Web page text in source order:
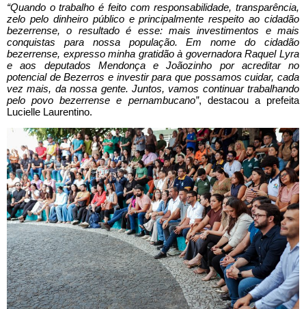
“Quando o trabalho é feito com responsabilidade, transparência,
zelo pelo dinheiro público e principalmente respeito ao cidadão
bezerrense, o resultado é esse: mais investimentos e mais
conquistas para nossa população. Em nome do cidadão
bezerrense, expresso minha gratidão à governadora Raquel Lyra
e aos deputados Mendonça e Joãozinho por acreditar no
potencial de Bezerros e investir para que possamos cuidar, cada
vez mais, da nossa gente. Juntos, vamos continuar trabalhando
pelo povo bezerrense e pernambucano”, destacou a prefeita
Lucielle Laurentino.